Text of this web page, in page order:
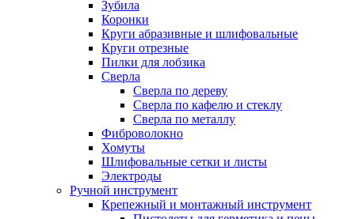
Зубила
Коронки
Круги абразивные и шлифовальные
Круги отрезные
Пилки для лобзика
Сверла
Сверла по дереву
Сверла по кафелю и стеклу
Сверла по металлу
Фиброволокно
Хомуты
Шлифовальные сетки и листы
Электроды
Ручной инструмент
Крепежный и монтажный инструмент